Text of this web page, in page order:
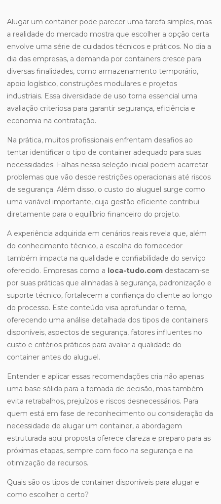
Alugar um container pode parecer uma tarefa simples, mas
a realidade do mercado mostra que escolher a opção certa
envolve uma série de cuidados técnicos e práticos. No dia a
dia das empresas, a demanda por containers cresce para
diversas finalidades, como armazenamento temporário,
apoio logístico, construções modulares e projetos
industriais. Essa diversidade de uso torna essencial uma
avaliação criteriosa para garantir segurança, eficiência e
economia na contratação.
Na prática, muitos profissionais enfrentam desafios ao
tentar identificar o tipo de container adequado para suas
necessidades. Falhas nessa seleção inicial podem acarretar
problemas que vão desde restrições operacionais até riscos
de segurança. Além disso, o custo do aluguel surge como
uma variável importante, cuja gestão eficiente contribui
diretamente para o equilíbrio financeiro do projeto.
A experiência adquirida em cenários reais revela que, além
do conhecimento técnico, a escolha do fornecedor
também impacta na qualidade e confiabilidade do serviço
oferecido. Empresas como a loca-tudo.com destacam-se
por suas práticas que alinhadas à segurança, padronização e
suporte técnico, fortalecem a confiança do cliente ao longo
do processo. Este conteúdo visa aprofundar o tema,
oferecendo uma análise detalhada dos tipos de containers
disponíveis, aspectos de segurança, fatores influentes no
custo e critérios práticos para avaliar a qualidade do
container antes do aluguel.
Entender e aplicar essas recomendações cria não apenas
uma base sólida para a tomada de decisão, mas também
evita retrabalhos, prejuízos e riscos desnecessários. Para
quem está em fase de reconhecimento ou consideração da
necessidade de alugar um container, a abordagem
estruturada aqui proposta oferece clareza e preparo para as
próximas etapas, sempre com foco na segurança e na
otimização de recursos.
Quais são os tipos de container disponíveis para alugar e
como escolher o certo?